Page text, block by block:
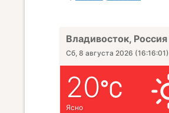
Владивосток, Россия
Сб, 8 августа 2026 (16:16:02)
20
Ясно